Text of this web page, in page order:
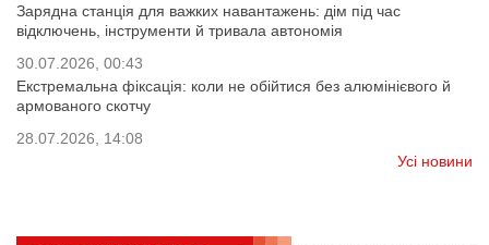
Зарядна станція для важких навантажень: дім під час
відключень, інструменти й тривала автономія
30.07.2026, 00:43
Екстремальна фіксація: коли не обійтися без алюмінієвого й
армованого скотчу
28.07.2026, 14:08
Усі новини